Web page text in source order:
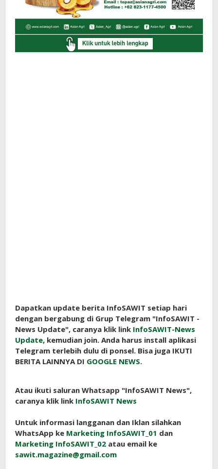
Dapatkan update berita InfoSAWIT setiap hari
dengan bergabung di Grup Telegram "InfoSAWIT -
News Update", caranya klik link InfoSAWIT-News
Update, kemudian join. Anda harus install aplikasi
Telegram terlebih dulu di ponsel. Bisa juga IKUTI
BERITA LAINNYA DI GOOGLE NEWS.
Atau ikuti saluran Whatsapp "InfoSAWIT News",
caranya klik link InfoSAWIT News
Untuk informasi langganan dan Iklan silahkan
WhatsApp ke Marketing InfoSAWIT_01 dan
Marketing InfoSAWIT_02 atau email ke
sawit.magazine@gmail.com